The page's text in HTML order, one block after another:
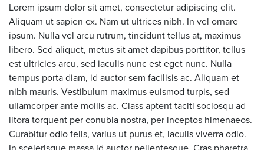
Lorem ipsum dolor sit amet, consectetur adipiscing elit.
Aliquam ut sapien ex. Nam ut ultrices nibh. In vel ornare
ipsum. Nulla vel arcu rutrum, tincidunt tellus at, maximus
libero. Sed aliquet, metus sit amet dapibus porttitor, tellus
est ultricies arcu, sed iaculis nunc est eget nunc. Nulla
tempus porta diam, id auctor sem facilisis ac. Aliquam et
nibh mauris. Vestibulum maximus euismod turpis, sed
ullamcorper ante mollis ac. Class aptent taciti sociosqu ad
litora torquent per conubia nostra, per inceptos himenaeos.
Curabitur odio felis, varius ut purus et, iaculis viverra odio.